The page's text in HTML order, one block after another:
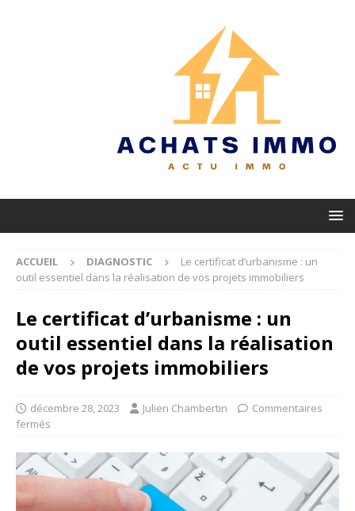
ACCUEIL DIAGNOSTIC
Le certificat d’urbanisme : un
outil essentiel dans la réalisation de vos projets immobiliers
Le certificat d’urbanisme : un
outil essentiel dans la réalisation
de vos projets immobiliers
décembre 28, 2023 Julien Chambertin
Commentaires
fermés